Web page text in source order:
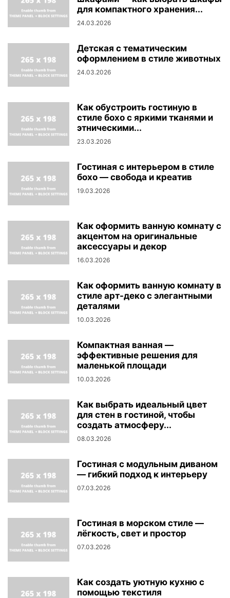
для компактного хранения...
24.03.2026
Детская с тематическим
оформлением в стиле животных
24.03.2026
Как обустроить гостиную в
стиле бохо с яркими тканями и
этническими...
23.03.2026
Гостиная с интерьером в стиле
бохо — свобода и креатив
19.03.2026
Как оформить ванную комнату с
акцентом на оригинальные
аксессуары и декор
16.03.2026
Как оформить ванную комнату в
стиле арт-деко с элегантными
деталями
10.03.2026
Компактная ванная —
эффективные решения для
маленькой площади
10.03.2026
Как выбрать идеальный цвет
для стен в гостиной, чтобы
создать атмосферу...
08.03.2026
Гостиная с модульным диваном
— гибкий подход к интерьеру
07.03.2026
Гостиная в морском стиле —
лёгкость, свет и простор
07.03.2026
Как создать уютную кухню с
помощью текстиля